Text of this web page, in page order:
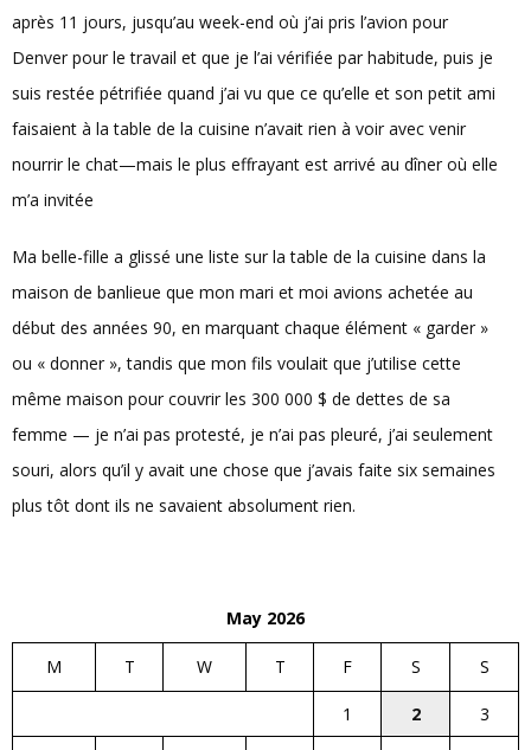
après 11 jours, jusqu’au week-end où j’ai pris l’avion pour
Denver pour le travail et que je l’ai vérifiée par habitude, puis je
suis restée pétrifiée quand j’ai vu que ce qu’elle et son petit ami
faisaient à la table de la cuisine n’avait rien à voir avec venir
nourrir le chat—mais le plus effrayant est arrivé au dîner où elle
m’a invitée
Ma belle-fille a glissé une liste sur la table de la cuisine dans la
maison de banlieue que mon mari et moi avions achetée au
début des années 90, en marquant chaque élément « garder »
ou « donner », tandis que mon fils voulait que j’utilise cette
même maison pour couvrir les 300 000 $ de dettes de sa
femme — je n’ai pas protesté, je n’ai pas pleuré, j’ai seulement
souri, alors qu’il y avait une chose que j’avais faite six semaines
plus tôt dont ils ne savaient absolument rien.
May 2026
M T W T F S S
1 2
3